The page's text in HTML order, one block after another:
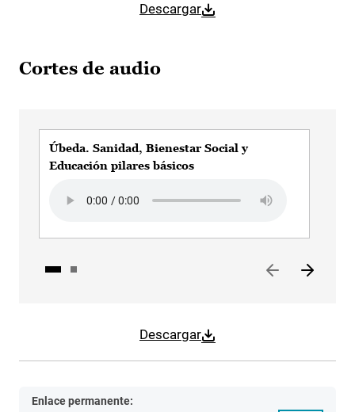
Descargar
Cortes de audio
Descargar
Úbeda. Sanidad, Bienestar Social y
Educación pilares básicos
Enlace permanente: